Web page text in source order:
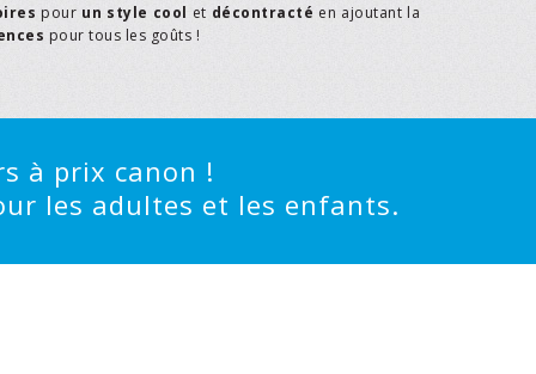
pour un style cool et décontracté en ajoutant la
pour tous les goûts !
à prix canon !
les adultes et les enfants.